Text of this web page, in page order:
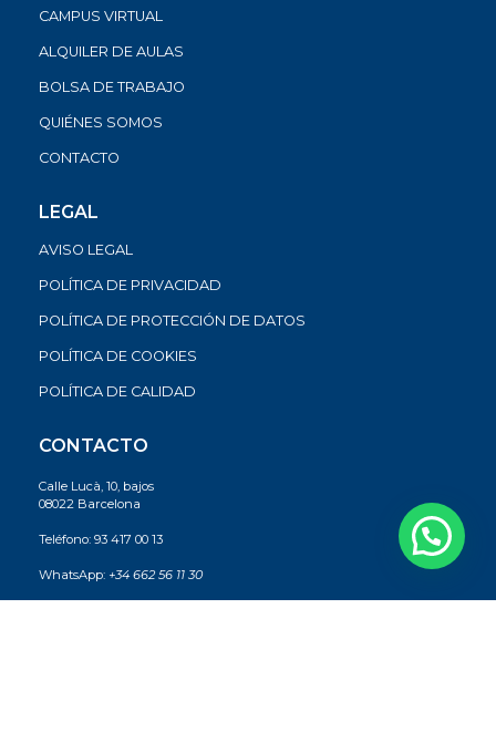
CAMPUS VIRTUAL
ALQUILER DE AULAS
BOLSA DE TRABAJO
QUIÉNES SOMOS
CONTACTO
LEGAL
AVISO LEGAL
POLÍTICA DE PRIVACIDAD
POLÍTICA DE PROTECCIÓN DE DATOS
POLÍTICA DE COOKIES
POLÍTICA DE CALIDAD
CONTACTO
Calle Lucà, 10, bajos
08022 Barcelona
Teléfono: 93 417 00 13
WhatsApp: +34 662 56 11 30